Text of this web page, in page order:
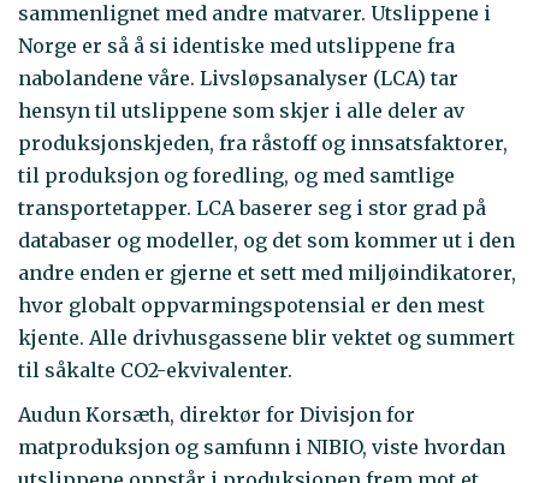
sammenlignet med andre matvarer. Utslippene i
Norge er så å si identiske med utslippene fra
nabolandene våre. Livsløpsanalyser (LCA) tar
hensyn til utslippene som skjer i alle deler av
produksjonskjeden, fra råstoff og innsatsfaktorer,
til produksjon og foredling, og med samtlige
transportetapper. LCA baserer seg i stor grad på
databaser og modeller, og det som kommer ut i den
andre enden er gjerne et sett med miljøindikatorer,
hvor globalt oppvarmingspotensial er den mest
kjente. Alle drivhusgassene blir vektet og summert
til såkalte CO2-ekvivalenter.
Audun Korsæth, direktør for Divisjon for
matproduksjon og samfunn i NIBIO, viste hvordan